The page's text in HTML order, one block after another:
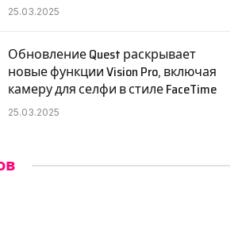
25.03.2025
Обновление Quest раскрывает
новые функции Vision Pro, включая
камеру для селфи в стиле FaceTime
25.03.2025